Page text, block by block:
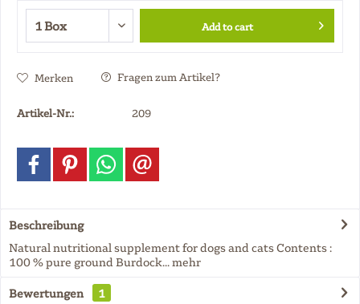
Add to cart
Merken Fragen zum Artikel?
Artikel-Nr.: 209
Beschreibung
Natural nutritional supplement for dogs and cats Contents :
100 % pure ground Burdock...mehr
Bewertungen
1